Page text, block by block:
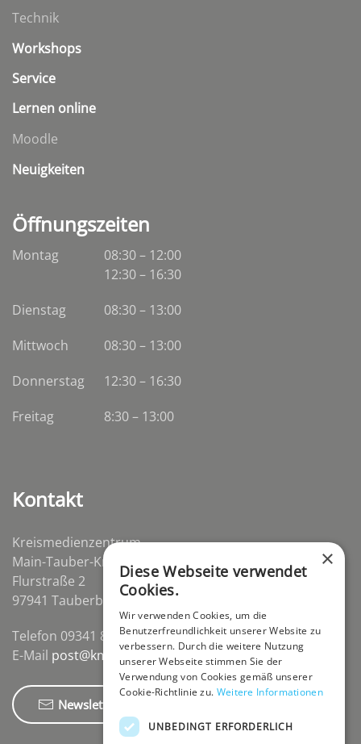
Technik
Workshops
Service
Lernen online
Moodle
Neuigkeiten
Öffnungszeiten
Montag
08:30 – 12:00
12:30 – 16:30
Dienstag
08:30– 13:00
Mittwoch
08:30– 13:00
Donnerstag
12:30 – 16:30
Freitag
8:30 – 13:00
Kontakt
Kreismedienzentrum
Main-Tauber-Kreis
Flurstraße 2
97941 Tauberbischofsheim-Distelhausen
Telefon 09341 84670
E-Mail post@kmz-tbb.de
Newsletter
×
Diese Webseite verwendet
Cookies.
Wir verwenden Cookies, um die
Benutzerfreundlichkeit unserer Website zu
verbessern. Durch die weitere Nutzung
unserer Webseite stimmen Sie der
Verwendung von Cookies gemäß unserer
Cookie-Richtlinie zu. Weitere Informationen
UNBEDINGT ERFORDERLICH